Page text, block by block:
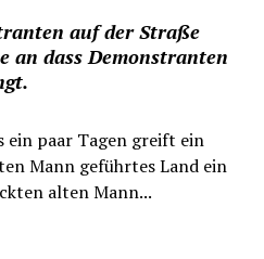
auf der Straße
an dass Demonstranten
ein paar Tagen greift ein
Mann geführtes Land ein
alten Mann...